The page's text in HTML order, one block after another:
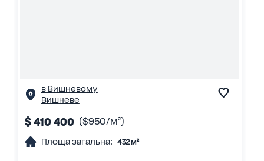
в Вишневому
Вишневе
$ 410 400 ($950/м²)
Площа загальна: 432 м²